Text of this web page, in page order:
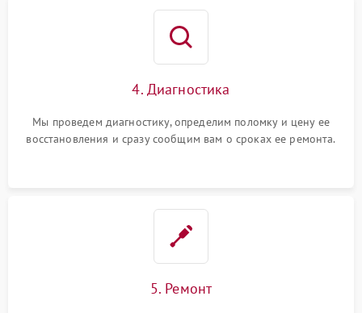
4. Диагностика
Мы проведем диагностику, определим поломку и цену ее
восстановления и сразу сообщим вам о сроках ее ремонта.
5. Ремонт